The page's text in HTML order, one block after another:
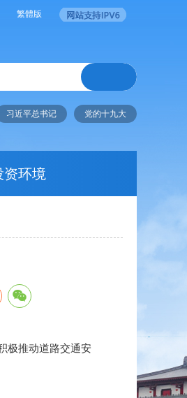
繁體版
习近平总书记 党的十九大
资环境
极推动道路交通安